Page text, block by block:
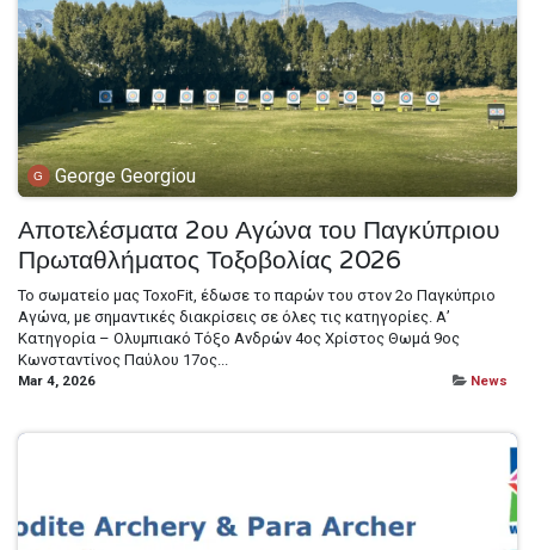
George Georgiou
Αποτελέσματα 2ου Αγώνα του Παγκύπριου
Πρωταθλήματος Τοξοβολίας 2026
Το σωματείο μας ToxoFit, έδωσε το παρών του στον 2ο Παγκύπριο
Αγώνα, με σημαντικές διακρίσεις σε όλες τις κατηγορίες. Α’
Κατηγορία – Ολυμπιακό Τόξο Ανδρών 4ος Χρίστος Θωμά 9ος
Κωνσταντίνος Παύλου 17ος...
Mar 4, 2026 News